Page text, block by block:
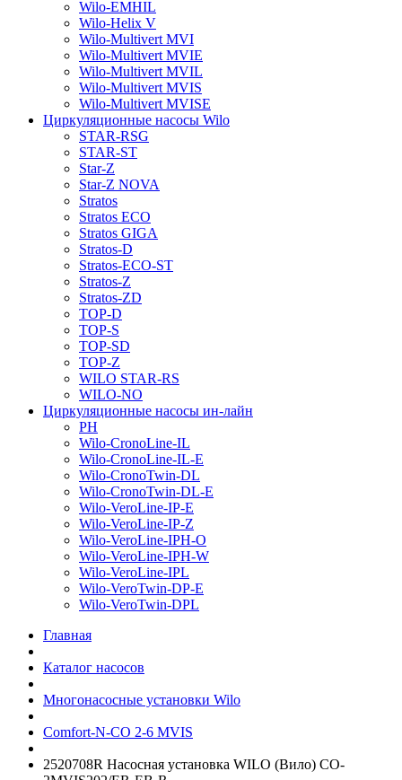
Wilo-EMHIL
Wilo-Helix V
Wilo-Multivert MVI
Wilo-Multivert MVIE
Wilo-Multivert MVIL
Wilo-Multivert MVIS
Wilo-Multivert MVISE
Циркуляционные насосы Wilo
STAR-RSG
STAR-ST
Star-Z
Star-Z NOVA
Stratos
Stratos ECO
Stratos GIGA
Stratos-D
Stratos-ECO-ST
Stratos-Z
Stratos-ZD
TOP-D
TOP-S
TOP-SD
TOP-Z
WILO STAR-RS
WILO-NO
Циркуляционные насосы ин-лайн
PH
Wilo-CronoLine-IL
Wilo-CronoLine-IL-E
Wilo-CronoTwin-DL
Wilo-CronoTwin-DL-E
Wilo-VeroLine-IP-E
Wilo-VeroLine-IP-Z
Wilo-VeroLine-IPH-O
Wilo-VeroLine-IPH-W
Wilo-VeroLine-IPL
Wilo-VeroTwin-DP-E
Wilo-VeroTwin-DPL
Главная
Каталог насосов
Многонасосные установки Wilo
Comfort-N-CO 2-6 MVIS
2520708R Насосная установка WILO (Вило) CO-